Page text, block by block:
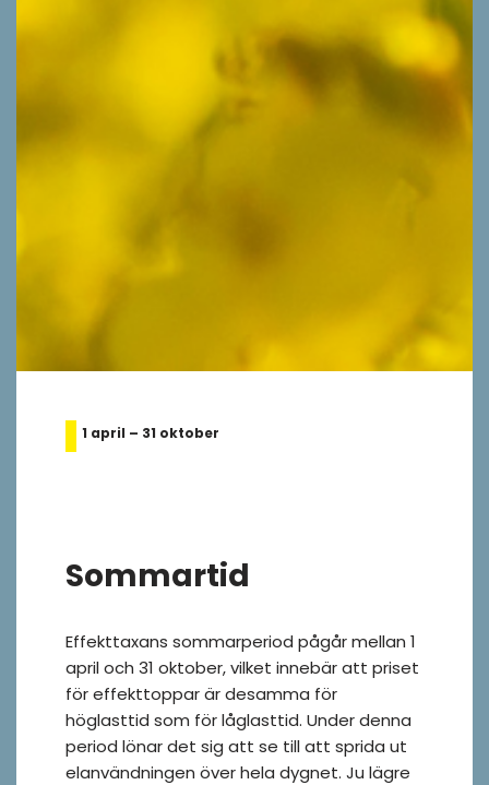
1 april – 31 oktober
Sommartid
Effekttaxans sommarperiod pågår mellan 1
april och 31 oktober, vilket innebär att priset
för effekttoppar är desamma för
höglasttid som för låglasttid. Under denna
period lönar det sig att se till att sprida ut
elanvändningen över hela dygnet. Ju lägre